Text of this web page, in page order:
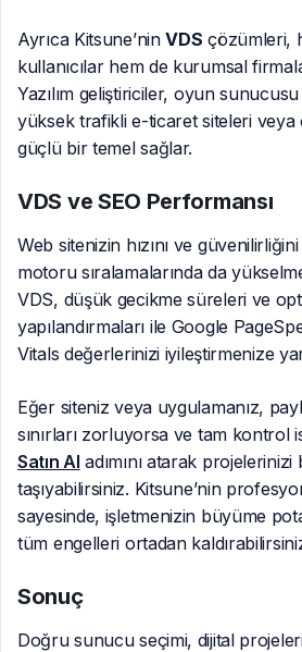
Ayrıca Kitsune’ninVDS çözümleri,
kullanıcılar hem de kurumsal
Yazılım geliştiriciler, oyun
yüksek trafikli e-ticaret siteleri
güçlü bir temel sağlar.
VDS ve SEO Performansı
Web sitenizin hızını ve
motoru sıralamalarında da
VDS, düşük gecikme süreleri ve
yapılandırmaları ile Google
Vitals değerlerinizi iyileştirmenize
Eğer siteniz veya uygulamanız,
sınırları zorluyorsa ve tam kontrol
Satın Al adımını atarak
taşıyabilirsiniz. Kitsune’nin
sayesinde, işletmenizin büyüme
tüm engelleri ortadan
Sonuç
Doğru sunucu seçimi, dijital